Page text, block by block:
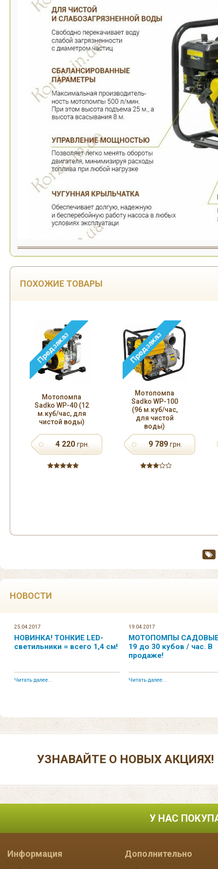
ПОХОЖИЕ ТОВАРЫ
Sadko WP-8030
(60 м.куб/час,
для чистой
воды).
4 592
Мотопомпа
Sadko GWP-4030
(19 м.куб/час,
для чистой
3 227
НОВОСТИ
25.04.2017
НОВИНКА! ТОНКИЕ LED-
светильники = всего 1,4 см!
Читать далее...
19.04.2017
МОТОПОМПЫ
19 до 30 кубов / час. В
продаже!
Читать далее...
УЗНАВАЙТЕ О НОВЫХ АКЦИЯХ!
У НАС
Информация Дополнительно